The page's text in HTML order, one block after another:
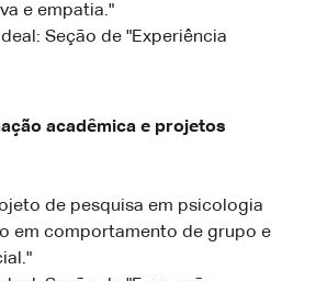
e empatia."
Seção de "Experiência
acadêmica e projetos
de pesquisa em psicologia
em comportamento de grupo e